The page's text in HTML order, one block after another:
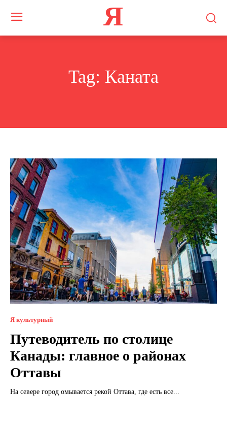
Я
Tag: Каната
Я культурный
Путеводитель по столице
Канады: главное о районах
Оттавы
На севере город омывается рекой Оттава, где есть все...